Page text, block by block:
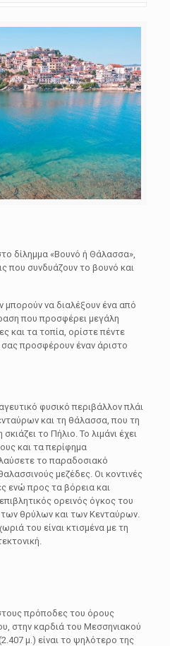
δίλημμα «Βουνό ή Θάλασσα»,
που συνδυάζουν το βουνό και
μπορούν να διαλέξουν ένα από
που προσφέρει μεγάλη
και τα τοπία, ορίστε πέντε
προσφέρουν έναν άριστο
φυσικό περιβάλλον πλάι
και τη θάλασσα, που τη
το Πήλιο. Το λιμάνι έχει
και τα περίφημα
το παραδοσιακό
μεζέδες. Οι κοντινές
ενώ προς τα βόρεια και
ορεινός όγκος του
θρύλων και των Κενταύρων.
του είναι κτισμένα με τη
πρόποδες του όρους
στην καρδιά του Μεσσηνιακού
μ.) είναι το ψηλότερο της